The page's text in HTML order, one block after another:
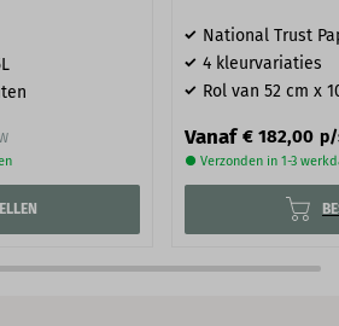
National Trust
4 kleurvariaties
Rol van 52 cm x
Vanaf € 182,00
● Verzonden in 1-3